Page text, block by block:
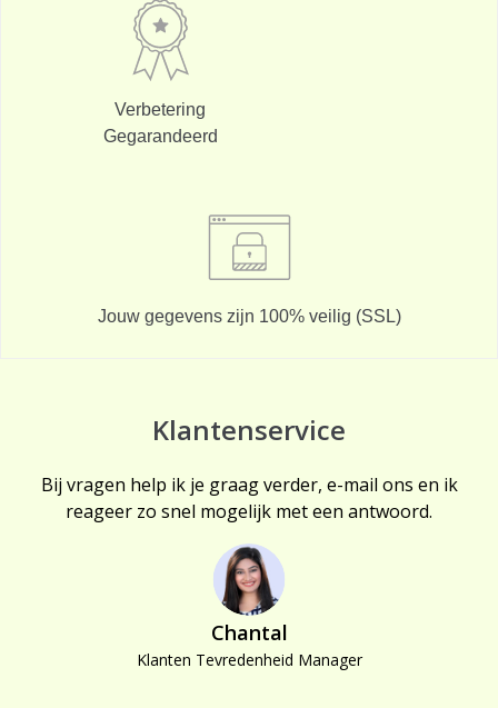
Verbetering
Gegarandeerd
Jouw gegevens zijn 100% veilig (SSL)
Klantenservice
Bij vragen help ik je graag verder, e-mail ons en ik
reageer zo snel mogelijk met een antwoord.
Chantal
Klanten Tevredenheid Manager